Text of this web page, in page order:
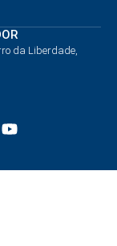
da Liberdade,